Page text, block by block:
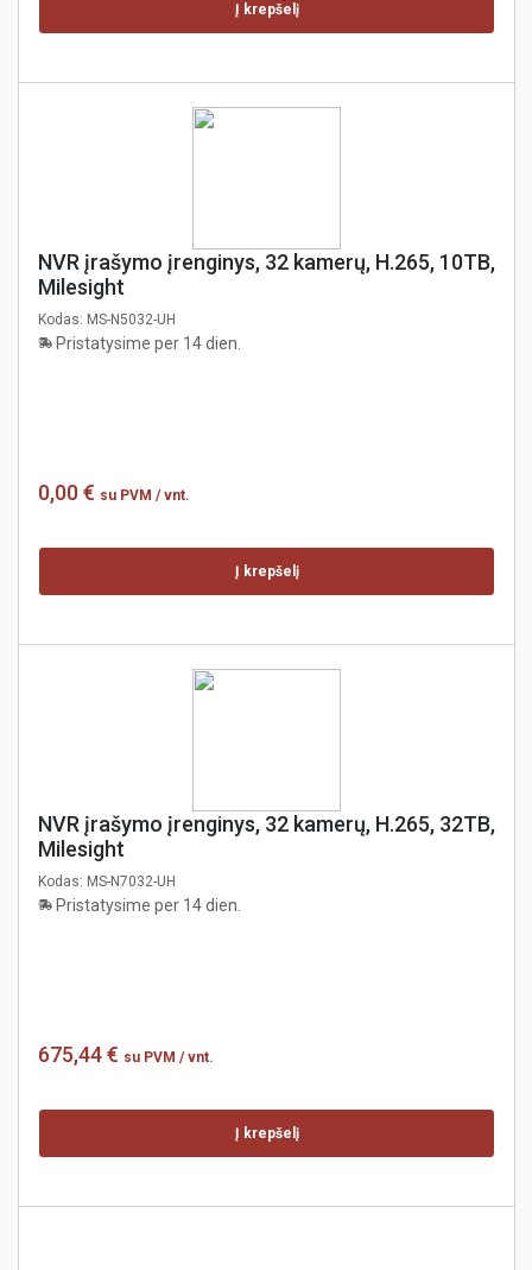
Į krepšelį
NVR įrašymo įrenginys, 32 kamerų, H.265, 10TB,
Milesight
Kodas: MS-N5032-UH
Pristatysime per 14 dien.
0,00 € su PVM / vnt.
Į krepšelį
NVR įrašymo įrenginys, 32 kamerų, H.265, 32TB,
Milesight
Kodas: MS-N7032-UH
Pristatysime per 14 dien.
675,44 € su PVM / vnt.
Į krepšelį